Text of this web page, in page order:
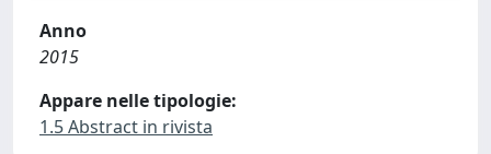
Anno
2015
Appare nelle tipologie:
1.5 Abstract in rivista